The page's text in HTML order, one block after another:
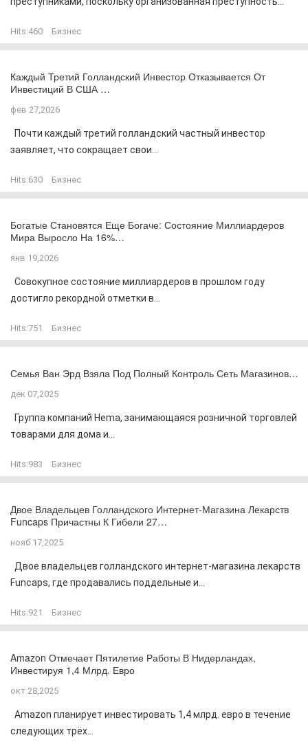
Hits:460 Бизнес
Каждый Третий Голландский Инвестор Отказывается От
Инвестиций В США …
фев 27,2026
Почти каждый третий голландский частный инвестор
заявляет, что сокращает свои...
Hits:630 Бизнес
Богатые Становятся Еще Богаче: Состояние Миллиардеров
Мира Выросло На 16%…
янв 19,2026
Совокупное состояние миллиардеров в прошлом году
достигло рекордной отметки в...
Hits:751 Бизнес
Семья Ван Эрд Взяла Под Полный Контроль Сеть Магазинов…
дек 07,2025
Группа компаний Hema, занимающаяся розничной торговлей
товарами для дома и...
Hits:983 Бизнес
Двое Владельцев Голландского Интернет-Магазина Лекарств
Funcaps Причастны К Гибели 27…
нояб 17,2025
Двое владельцев голландского интернет-магазина лекарств
Funcaps, где продавались поддельные и...
Hits:921 Бизнес
Amazon Отмечает Пятилетие Работы В Нидерландах,
Инвестируя 1,4 Млрд. Евро
окт 28,2025
Amazon планирует инвестировать 1,4 млрд. евро в течение
следующих трёх...